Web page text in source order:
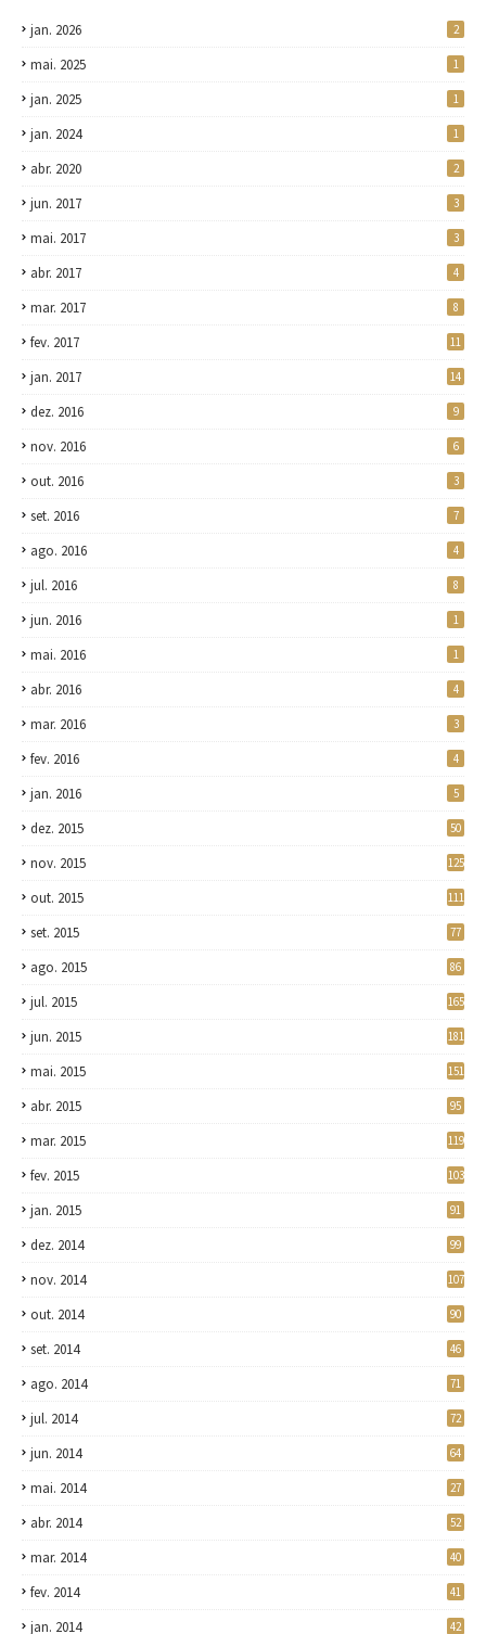
jan. 2026 2
mai. 2025 1
jan. 2025 1
jan. 2024 1
abr. 2020 2
jun. 2017 3
mai. 2017 3
abr. 2017 4
mar. 2017 8
fev. 2017 11
jan. 2017 14
dez. 2016 9
nov. 2016 6
out. 2016 3
set. 2016 7
ago. 2016 4
jul. 2016 8
jun. 2016 1
mai. 2016 1
abr. 2016 4
mar. 2016 3
fev. 2016 4
jan. 2016 5
dez. 2015 50
nov. 2015 125
out. 2015 111
set. 2015 77
ago. 2015 86
jul. 2015 165
jun. 2015 181
mai. 2015 151
abr. 2015 95
mar. 2015 119
fev. 2015 103
jan. 2015 91
dez. 2014 99
nov. 2014 107
out. 2014 90
set. 2014 46
ago. 2014 71
jul. 2014 72
jun. 2014 64
mai. 2014 27
abr. 2014 52
mar. 2014 40
fev. 2014 41
jan. 2014 42